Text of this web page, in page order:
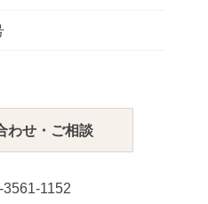
わせ・ご相談
3561-1152